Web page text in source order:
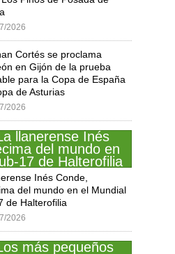
2026
Cortés se proclama
en Gijón de la prueba
para la Copa de España
de Asturias
2026
Inés Conde,
del mundo en el Mundial
de Halterofilia
2026